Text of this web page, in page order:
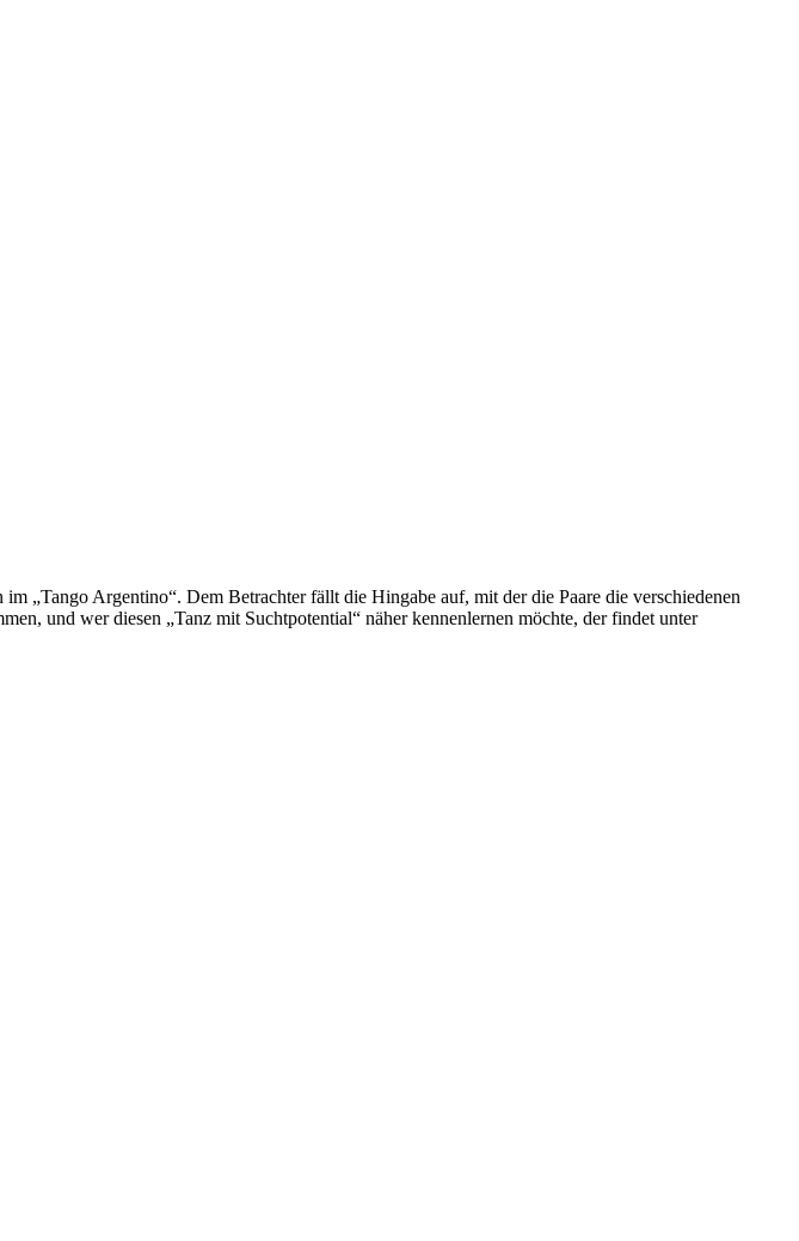
„Tango Argentino“. Dem Betrachter fällt die Hingabe auf, mit der die Paare die verschiedenen
und wer diesen „Tanz mit Suchtpotential“ näher kennenlernen möchte, der findet unter